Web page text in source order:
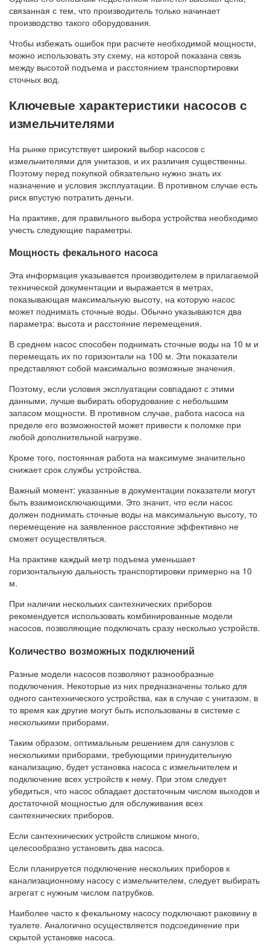
связанная с тем, что производитель только начинает
производство такого оборудования.
Чтобы избежать ошибок при расчете необходимой мощности,
можно использовать эту схему, на которой показана связь
между высотой подъема и расстоянием транспортировки
сточных вод.
Ключевые характеристики насосов с
измельчителями
На рынке присутствует широкий выбор насосов с
измельчителями для унитазов, и их различия существенны.
Поэтому перед покупкой обязательно нужно знать их
назначение и условия эксплуатации. В противном случае есть
риск впустую потратить деньги.
На практике, для правильного выбора устройства необходимо
учесть следующие параметры.
Мощность фекального насоса
Эта информация указывается производителем в прилагаемой
технической документации и выражается в метрах,
показывающая максимальную высоту, на которую насос
может поднимать сточные воды. Обычно указываются два
параметра: высота и расстояние перемещения.
В среднем насос способен поднимать сточные воды на 10 м и
перемещать их по горизонтали на 100 м. Эти показатели
представляют собой максимально возможные значения.
Поэтому, если условия эксплуатации совпадают с этими
данными, лучше выбирать оборудование с небольшим
запасом мощности. В противном случае, работа насоса на
пределе его возможностей может привести к поломке при
любой дополнительной нагрузке.
Кроме того, постоянная работа на максимуме значительно
снижает срок службы устройства.
Важный момент: указанные в документации показатели могут
быть взаимоисключающими. Это значит, что если насос
должен поднимать сточные воды на максимальную высоту, то
перемещение на заявленное расстояние эффективно не
сможет осуществляться.
На практике каждый метр подъема уменьшает
горизонтальную дальность транспортировки примерно на 10
м.
При наличии нескольких сантехнических приборов
рекомендуется использовать комбинированные модели
насосов, позволяющие подключать сразу несколько устройств.
Количество возможных подключений
Разные модели насосов позволяют разнообразные
подключения. Некоторые из них предназначены только для
одного сантехнического устройства, как в случае с унитазом, в
то время как другие могут быть использованы в системе с
несколькими приборами.
Таким образом, оптимальным решением для санузлов с
несколькими приборами, требующими принудительную
канализацию, будет установка насоса с измельчителем и
подключение всех устройств к нему. При этом следует
убедиться, что насос обладает достаточным числом выходов и
достаточной мощностью для обслуживания всех
сантехнических приборов.
Если сантехнических устройств слишком много,
целесообразно установить два насоса.
Если планируется подключение нескольких приборов к
канализационному насосу с измельчителем, следует выбирать
агрегат с нужным числом патрубков.
Наиболее часто к фекальному насосу подключают раковину в
туалете. Аналогично осуществляется подсоединение при
скрытой установке насоса.